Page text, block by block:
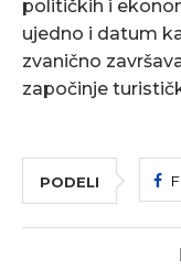
političkih i
ujedno i datum
zvanično
započinje
PODELI